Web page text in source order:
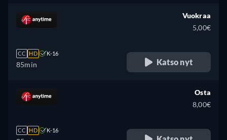
CC HD K-16
85min
Vuokraa
5,00€
Katso nyt
CC HD K-16
Osta
8,00€